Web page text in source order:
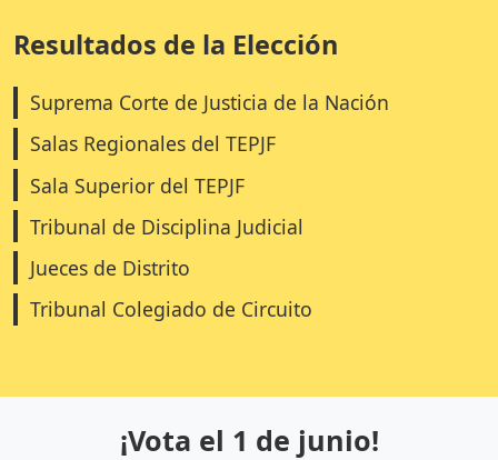
Resultados de la Elección
Suprema Corte de Justicia de la Nación
Salas Regionales del TEPJF
Sala Superior del TEPJF
Tribunal de Disciplina Judicial
Jueces de Distrito
Tribunal Colegiado de Circuito
¡Vota el 1 de junio!